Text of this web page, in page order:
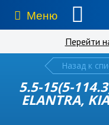
Меню
Перейти
Назад к
5.5-15(5-
ELANTRA,